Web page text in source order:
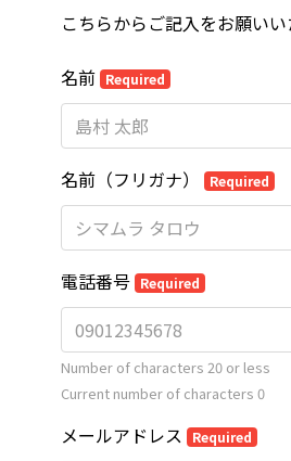
こちらからご記入をお願い
名前 Required
名前（フリガナ） Required
電話番号 Required
Number of characters 20 or less
Current number of characters 0
メールアドレス Required